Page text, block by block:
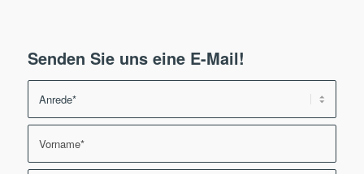
Senden Sie uns eine E-Mail!